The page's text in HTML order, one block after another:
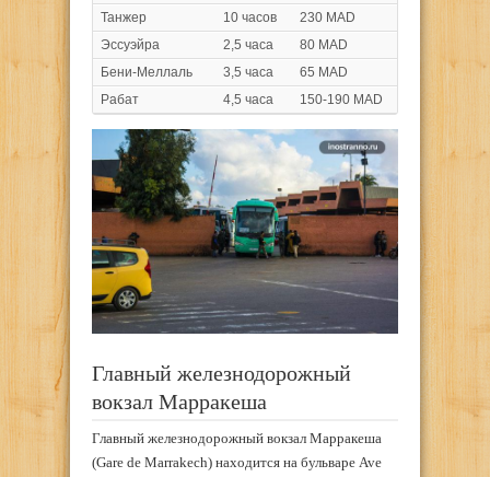
Танжер 10 часов
230 MAD
Эссуэйра
2,5 часа
80 MAD
Бени-Меллаль
3,5 часа
65 MAD
Рабат
4,5 часа 150-190 MAD
Главный железнодорожный
вокзал Марракеша
Главный железнодорожный вокзал Марракеша
(Gare de Marrakech) находится на бульваре Ave